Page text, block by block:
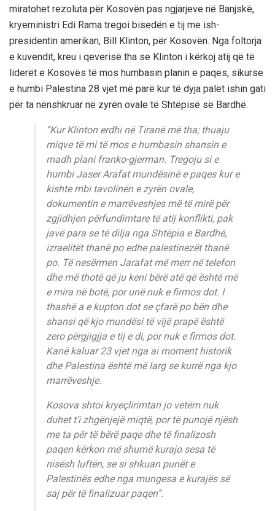
miratohet rezoluta për Kosovën pas ngjarjeve në Banjskë,
kryeministri Edi Rama tregoi bisedën e tij me ish-
presidentin amerikan, Bill Klinton, për Kosovën. Nga foltorja
e kuvendit, kreu i qeverisë tha se Klinton i kërkoj atij që të
liderët e Kosovës të mos humbasin planin e paqes, sikurse
e humbi Palestina 28 vjet më parë kur të dyja palët ishin gati
për ta nënshkruar në zyrën ovale të Shtëpisë së Bardhë.
“Kur Klinton erdhi në Tiranë më tha; thuaju
miqve të mi të mos e humbasin shansin e
madh plani franko-gjerman. Tregoju si e
humbi Jaser Arafat mundësinë e paqes kur e
kishte mbi tavolinën e zyrën ovale,
dokumentin e marrëveshjes më të mirë për
zgjidhjen përfundimtare të atij konflikti, pak
javë para se të dilja nga Shtëpia e Bardhë,
izraelitët thanë po edhe palestinezët thanë
po. Të nesërmen Jarafat më merr në telefon
dhe më thotë që ju keni bërë atë që është më
e mira në botë, por unë nuk e firmos dot. I
thashë a e kupton dot se çfarë po bën dhe
shansi që kjo mundësi të vijë prapë është
zero përgjigjja e tij e di, por nuk e firmos dot.
Kanë kaluar 23 vjet nga ai moment historik
dhe Palestina është më larg se kurrë nga kjo
marrëveshje.
Kosova shtoi kryeçlirimtari jo vetëm nuk
duhet t’i zhgënjejë miqtë, por të punojë njësh
me ta për të bërë paqe dhe të finalizosh
paqen kërkon më shumë kurajo sesa të
nisësh luftën, se si shkuan punët e
Palestinës edhe nga mungesa e kurajës së
saj për të finalizuar paqen”.